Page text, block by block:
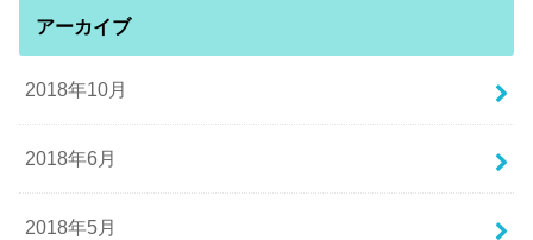
アーカイブ
2018年10月
2018年6月
2018年5月